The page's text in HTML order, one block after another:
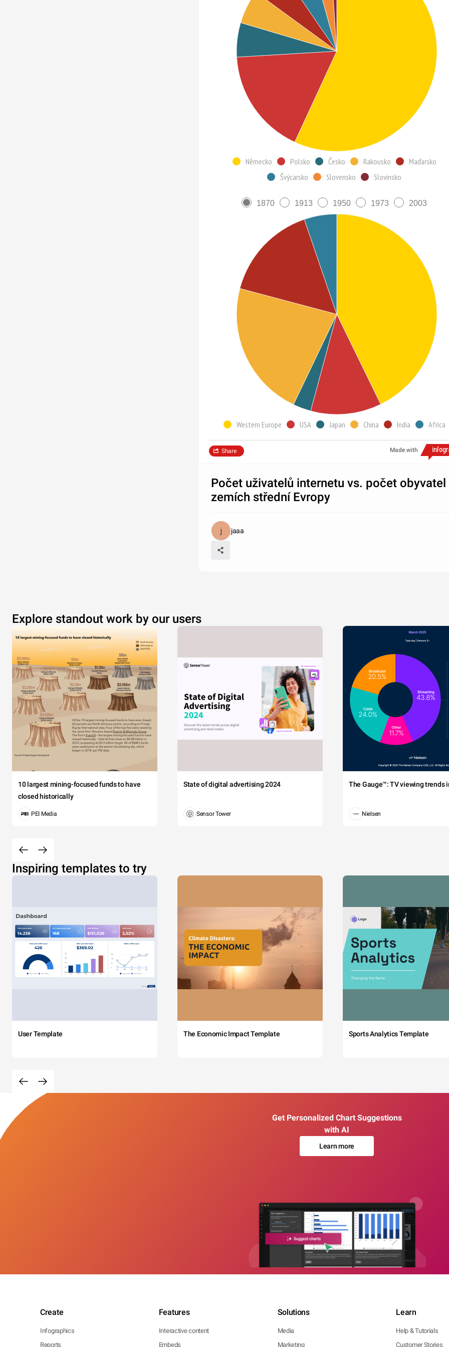
Německo Polsko Česko Rakousko
Maďarsko
Švýcarsko
Slovensko Slovinsko
1870 1913 1950 1973 2003
Western Europe USA Japan China India Africa
Made with
Share
Počet uživatelů internetu vs. počet obyvatel
zemích střední Evropy
jaaa
Explore standout work by our users
10 largest mining-focused funds to have
closed historically
PEI Media
State of digital advertising 2024
Sensor Tower
The Gauge™: TV viewing trends
Nielsen
Inspiring templates to try
User Template The Economic Impact Template Sports Analytics Template
Get Personalized Chart Suggestions
with AI
Learn more
Create
Infographics
Reports
Features
Interactive content
Embeds
Solutions
Media
Marketing
Learn
Help & Tutorials
Customer Stories